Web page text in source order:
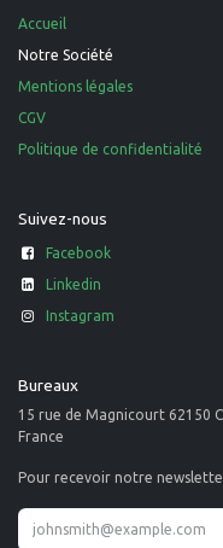
Accueil
Notre Société
Mentions légales
CGV
Politique de confidentialité
Suivez-nous
Facebook
Linkedin
Instagram
Bureaux
15 rue de Magnicourt 62150
France
Pour recevoir notre